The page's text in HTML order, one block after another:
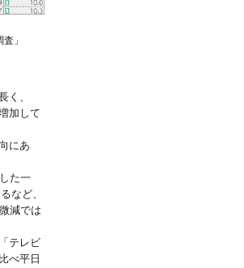
」
く、
加して
にあ
た一
など、
減では
テレビ
べ平日